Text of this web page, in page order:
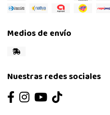
Medios de envío
Nuestras redes sociales